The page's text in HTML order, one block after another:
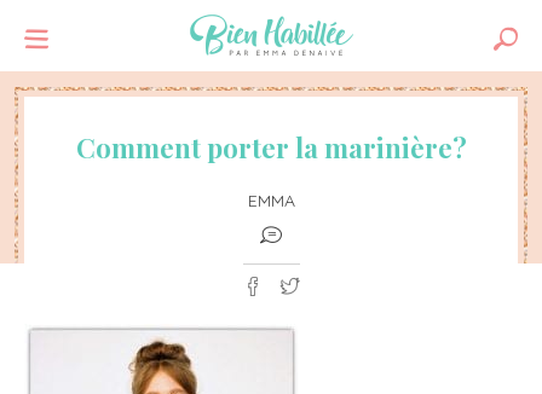
Comment porter la marinière?
EMMA